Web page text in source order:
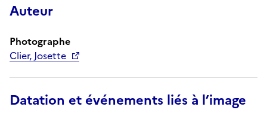
Auteur
Photographe
Clier, Josette
Datation et événements liés à l’image